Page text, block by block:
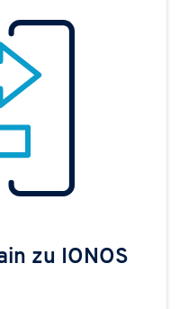
zu IONOS